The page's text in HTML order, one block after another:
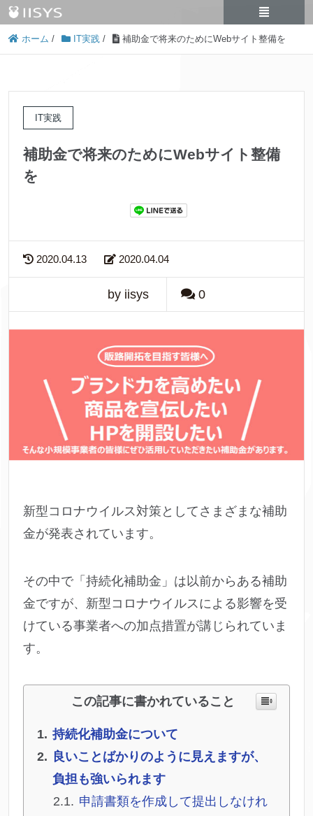
ホーム / IT実践 / 補助金で将来のためにWebサイト整備を
IT実践
補助金で将来のためにWebサイト整備
を
2020.04.13 2020.04.04
by iisys 0
新型コロナウイルス対策としてさまざまな補助
金が発表されています。
その中で「持続化補助金」は以前からある補助
金ですが、新型コロナウイルスによる影響を受
けている事業者への加点措置が講じられていま
す。
この記事に書かれていること
持続化補助金について
良いことばかりのように見えますが、
負担も強いられます
申請書類を作成して提出しなけれ